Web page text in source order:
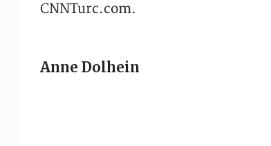
CNNTurc.com.
Anne Dolhein